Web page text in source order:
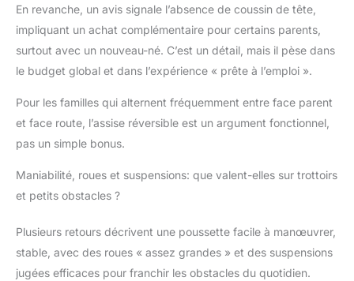
En revanche, un avis signale l’absence de coussin de tête,
impliquant un achat complémentaire pour certains parents,
surtout avec un nouveau-né. C’est un détail, mais il pèse dans
le budget global et dans l’expérience « prête à l’emploi ».
Pour les familles qui alternent fréquemment entre face parent
et face route, l’assise réversible est un argument fonctionnel,
pas un simple bonus.
Maniabilité, roues et suspensions: que valent-elles sur trottoirs
et petits obstacles ?
Plusieurs retours décrivent une poussette facile à manœuvrer,
stable, avec des roues « assez grandes » et des suspensions
jugées efficaces pour franchir les obstacles du quotidien.